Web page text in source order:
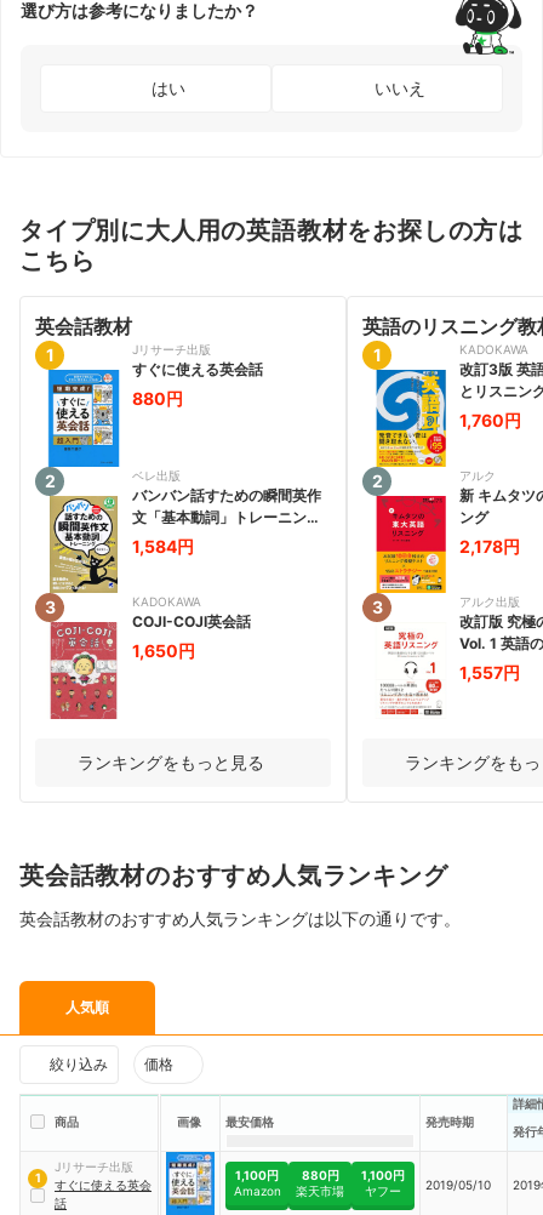
選び方は参考になりましたか？
はい いいえ
タイプ別に大人用の英語教材をお探しの方は
こちら
英会話教材
1 Jリサーチ出版
すぐに使える英会話
880円
2 ベレ出版
バンバン話すための瞬間英作
文「基本動詞」トレーニン
グ CD BOOK
1,584円
3 KADOKAWA
COJI-COJI英会話
1,650円
ランキングをもっと見る
英語のリスニング教
1 KADOKAWA
改訂3版 英
とリスニン
1,760円
2 アルク
新 キムタツ
ング
2,178円
3 アルク出版
改訂版 究極
Vol. 1 英語
1000語レベ
1,557円
ランキングをも
英会話教材のおすすめ人気ランキング
英会話教材のおすすめ人気ランキングは以下の通りです。
人気順
絞り込み 価格
商品 画像 最安価格 発売時期
詳細
発行
1
Jリサーチ出版
すぐに使える英会
話
1,100円
Amazon
880円
楽天市場
1,100円
ヤフー
2019/05/10 2019